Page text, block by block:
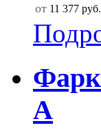
от 11 377 руб.
A